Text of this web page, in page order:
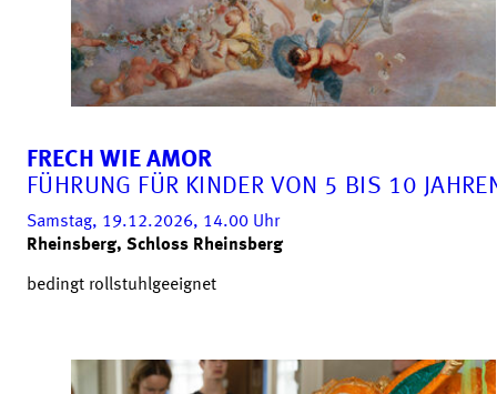
FRECH WIE AMOR
FÜHRUNG FÜR KINDER VON 5 BIS 10
Samstag, 19.12.2026, 14.00 Uhr
Rheinsberg, Schloss Rheinsberg
bedingt rollstuhlgeeignet